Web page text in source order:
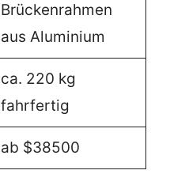
Brückenrahmen
aus Aluminium
ca. 220 kg
fahrfertig
ab $38500